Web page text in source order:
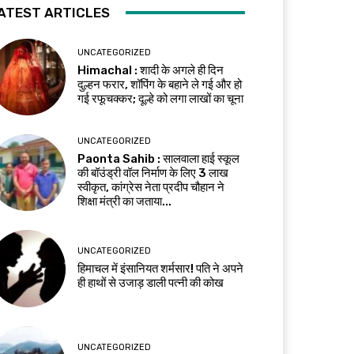
ARTICLES
UNCATEGORIZED
Himachal : शादी के अगले ही दिन
दुल्हन फरार, शॉपिंग के बहाने ले गई और हो
गई रफूचक्कर; दूल्हे को लगा लाखों का चूना
UNCATEGORIZED
Paonta Sahib : सालवाला हाई स्कूल
की बॉउंड्री वॉल निर्माण के लिए ₹3 लाख
स्वीकृत, कांग्रेस नेता प्रदीप चौहान ने
शिक्षा मंत्री का जताया...
UNCATEGORIZED
हिमाचल में इंसानियत शर्मसार! पति ने अपने
ही हाथों से उजाड़ डाली पत्नी की कोख
UNCATEGORIZED